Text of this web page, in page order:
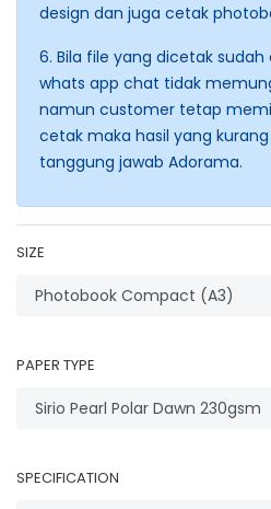
design dan juga cetak
6. Bila file yang dicetak
whats app chat tidak
namun customer tetap
cetak maka hasil yang
tanggung jawab Adorama.
SIZE
PAPER TYPE
SPECIFICATION